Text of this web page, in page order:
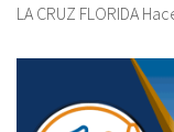
LA CRUZ FLORIDA